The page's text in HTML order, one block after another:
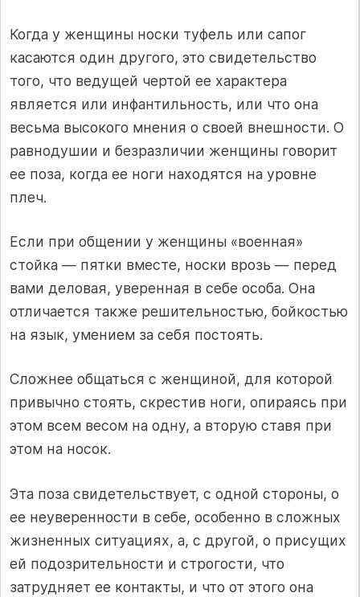
Когда у женщины носки туфель или сапог
касаются один другого, это свидетельство
того, что ведущей чертой ее характера
является или инфантильность, или что она
весьма высокого мнения о своей внешности. О
равнодушии и безразличии женщины говорит
ее поза, когда ее ноги находятся на уровне
плеч.
Если при общении у женщины «военная»
стойка — пятки вместе, носки врозь — перед
вами деловая, уверенная в себе особа. Она
отличается также решительностью, бойкостью
на язык, умением за себя постоять.
Сложнее общаться с женщиной, для которой
привычно стоять, скрестив ноги, опираясь при
этом всем весом на одну, а вторую ставя при
этом на носок.
Эта поза свидетельствует, с одной стороны, о
ее неуверенности в себе, особенно в сложных
жизненных ситуациях, а, с другой, о присущих
ей подозрительности и строгости, что
затрудняет ее контакты, и что от этого она